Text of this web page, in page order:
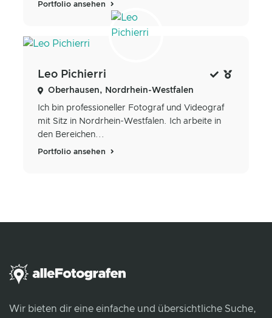
Portfolio ansehen
Leo Pichierri
Oberhausen, Nordrhein-Westfalen
Ich bin professioneller Fotograf und Videograf
mit Sitz in Nordrhein-Westfalen. Ich arbeite in
den Bereichen...
Portfolio ansehen
Wir bieten dir eine einfache und übersichtliche Suche,